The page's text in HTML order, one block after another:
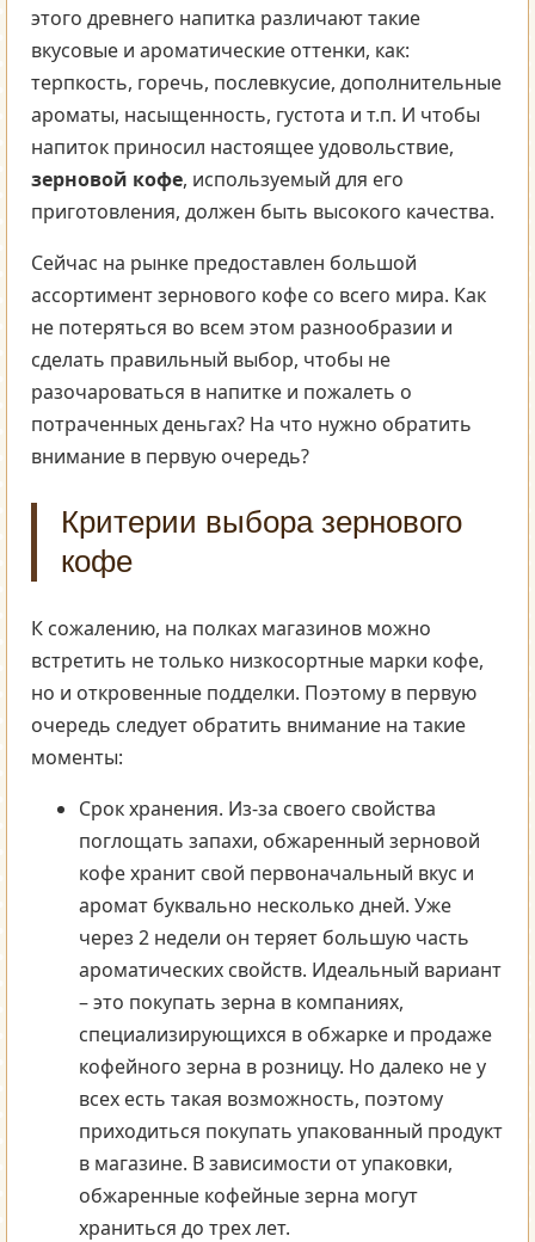
этого древнего напитка различают такие
вкусовые и ароматические оттенки, как:
терпкость, горечь, послевкусие, дополнительные
ароматы, насыщенность, густота и т.п. И чтобы
напиток приносил настоящее удовольствие,
зерновой кофе, используемый для его
приготовления, должен быть высокого качества.
Сейчас на рынке предоставлен большой
ассортимент зернового кофе со всего мира. Как
не потеряться во всем этом разнообразии и
сделать правильный выбор, чтобы не
разочароваться в напитке и пожалеть о
потраченных деньгах? На что нужно обратить
внимание в первую очередь?
Критерии выбора зернового
кофе
К сожалению, на полках магазинов можно
встретить не только низкосортные марки кофе,
но и откровенные подделки. Поэтому в первую
очередь следует обратить внимание на такие
моменты:
Срок хранения. Из-за своего свойства
поглощать запахи, обжаренный зерновой
кофе хранит свой первоначальный вкус и
аромат буквально несколько дней. Уже
через 2 недели он теряет большую часть
ароматических свойств. Идеальный вариант
– это покупать зерна в компаниях,
специализирующихся в обжарке и продаже
кофейного зерна в розницу. Но далеко не у
всех есть такая возможность, поэтому
приходиться покупать упакованный продукт
в магазине. В зависимости от упаковки,
обжаренные кофейные зерна могут
храниться до трех лет.